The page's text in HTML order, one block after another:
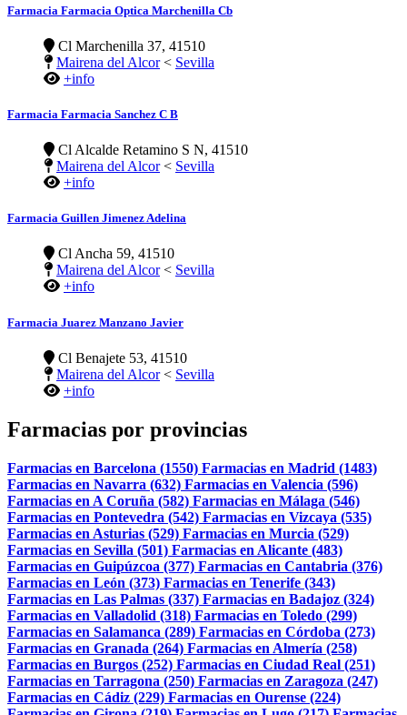
Farmacia Farmacia Optica Marchenilla Cb
Cl Marchenilla 37, 41510
Mairena del Alcor< Sevilla
+info
Farmacia Farmacia Sanchez C B
Cl Alcalde Retamino S N, 41510
Mairena del Alcor< Sevilla
+info
Farmacia Guillen Jimenez Adelina
Cl Ancha 59, 41510
Mairena del Alcor< Sevilla
+info
Farmacia Juarez Manzano Javier
Cl Benajete 53, 41510
Mairena del Alcor< Sevilla
+info
Farmacias por provincias
Farmacias en Barcelona (1550) Farmacias en Madrid (1483)
Farmacias en Navarra (632) Farmacias en Valencia (596)
Farmacias en A Coruña (582) Farmacias en Málaga (546)
Farmacias en Pontevedra (542) Farmacias en Vizcaya (535)
Farmacias en Asturias (529) Farmacias en Murcia (529)
Farmacias en Sevilla (501) Farmacias en Alicante (483)
Farmacias en Guipúzcoa (377) Farmacias en Cantabria (376)
Farmacias en León (373) Farmacias en Tenerife (343)
Farmacias en Las Palmas (337) Farmacias en Badajoz (324)
Farmacias en Valladolid (318) Farmacias en Toledo (299)
Farmacias en Salamanca (289) Farmacias en Córdoba (273)
Farmacias en Granada (264) Farmacias en Almería (258)
Farmacias en Burgos (252) Farmacias en Ciudad Real (251)
Farmacias en Tarragona (250) Farmacias en Zaragoza (247)
Farmacias en Cádiz (229) Farmacias en Ourense (224)